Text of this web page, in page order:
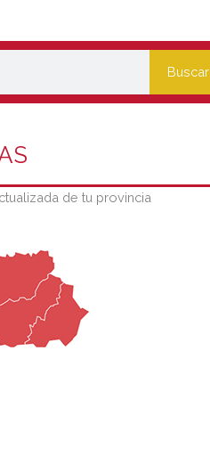
Buscar
de tu provincia